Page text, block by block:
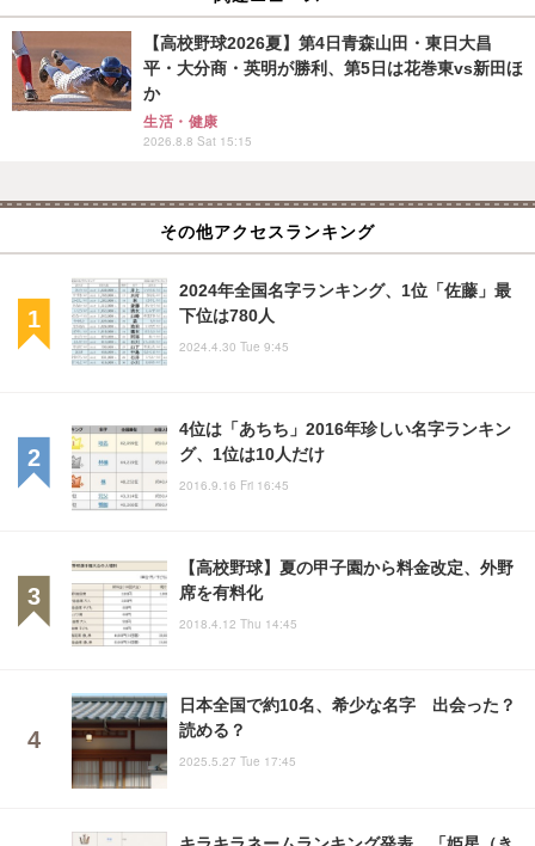
【高校野球2026夏】第4日青森山田・東日大昌
平・大分商・英明が勝利、第5日は花巻東vs新田ほ
か
生活・健康
2026.8.8 Sat 15:15
その他アクセスランキング
2024年全国名字ランキング、1位「佐藤」最
下位は780人
2024.4.30 Tue 9:45
4位は「あちち」2016年珍しい名字ランキン
グ、1位は10人だけ
2016.9.16 Fri 16:45
【高校野球】夏の甲子園から料金改定、外野
席を有料化
2018.4.12 Thu 14:45
日本全国で約10名、希少な名字 出会った？
読める？
2025.5.27 Tue 17:45